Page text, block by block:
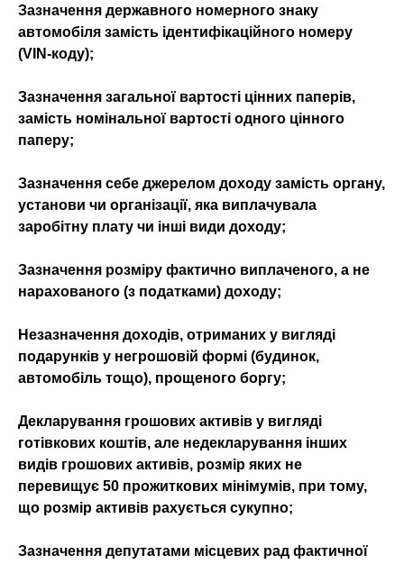
Зазначення державного номерного знаку
автомобіля замість ідентифікаційного номеру
(VIN-коду);
Зазначення загальної вартості цінних паперів,
замість номінальної вартості одного цінного
паперу;
Зазначення себе джерелом доходу замість органу,
установи чи організації, яка виплачувала
заробітну плату чи інші види доходу;
Зазначення розміру фактично виплаченого, а не
нарахованого (з податками) доходу;
Незазначення доходів, отриманих у вигляді
подарунків у негрошовій формі (будинок,
автомобіль тощо), прощеного боргу;
Декларування грошових активів у вигляді
готівкових коштів, але недекларування інших
видів грошових активів, розмір яких не
перевищує 50 прожиткових мінімумів, при тому,
що розмір активів рахується сукупно;
Зазначення депутатами місцевих рад фактичної